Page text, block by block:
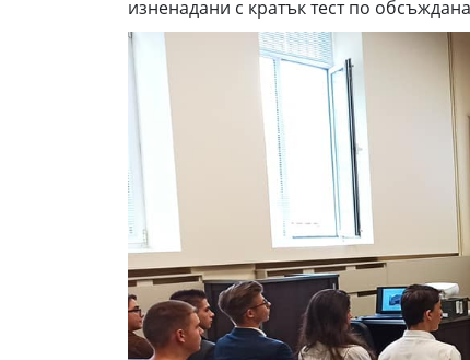
изненадани с кратък тест по